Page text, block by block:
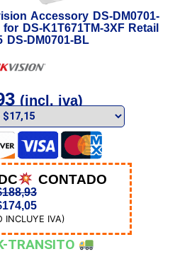
Accessory DS-DM0701-
DS-K1T671TM-3XF Retail
DS-DM0701-BL
(incl. iva)
CONTADO
188,93
174,05
INCLUYE IVA)
TRANSITO